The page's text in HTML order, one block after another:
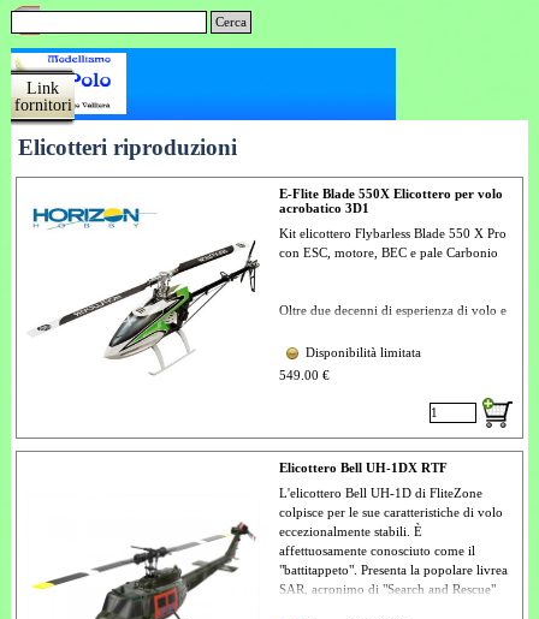
Vai ai contenuti
Cerca
Link
fornitori
Home
Carrello
Contatti
Chi
siamo
Salta menù
Elicotteri riproduzioni
E-Flite Blade 550X Elicottero per volo
acrobatico 3D1
Kit elicottero Flybarless Blade 550 X Pro
con ESC, motore, BEC e pale Carbonio
Oltre due decenni di esperienza di volo e
sviluppo del Blade 550 X. Ogni
componente, fino ai dadi e ai bulloni, è
obiettivo in mente: offrirti una macchina
3D senza compromessi, delle dimensioni
versione kit che quella combo del Blade
Il modello 550 X è una macchina da
richiedono.
Disponibilità limitata
549.00 €
Elicottero Bell UH-1DX RTF
L'elicottero Bell UH-1D di FliteZone
colpisce per le sue caratteristiche di volo
eccezionalmente stabili. È
affettuosamente conosciuto come il
"battitappeto". Presenta la popolare livrea
SAR, acronimo di "Search and Rescue"